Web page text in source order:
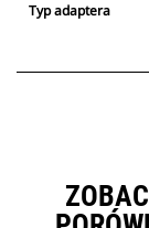
Typ adaptera